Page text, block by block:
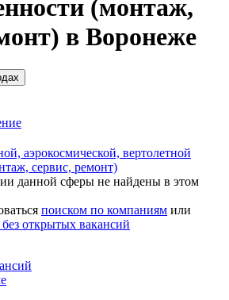
(монтаж,
в Воронеже
аэрокосмической, вертолетной
сервис, ремонт)
данной сферы не найдены в этом
поиском по компаниям или
открытых вакансий